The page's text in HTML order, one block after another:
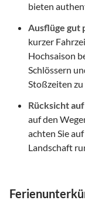
bieten
Ausflüge gut
kurzer
Hochsaison
Schlössern
Stoßzeiten
Rücksicht
auf den
achten Sie
Landschaft